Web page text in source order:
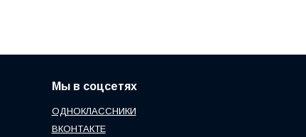
Мы в соцсетях
ОДНОКЛАССНИКИ
ВКОНТАКТЕ